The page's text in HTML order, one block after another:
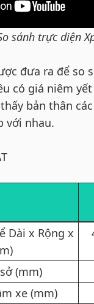
sánh trực diện
đưa ra để so
có giá niêm
bản thân
với nhau.
Dài x Rộng x
(mm)​
xe (mm)​